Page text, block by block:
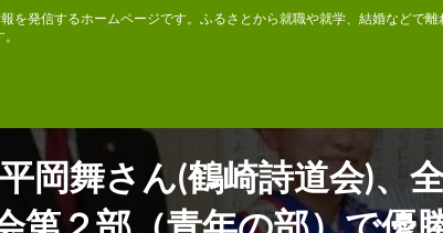
を発信するホームページです。ふるさとから就職や就学、結婚などで
岡舞さん(鶴崎詩道会)、